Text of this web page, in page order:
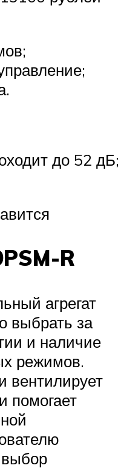
до 52 дБ;
R
агрегат
выбрать за
и наличие
режимов.
вентилирует
помогает